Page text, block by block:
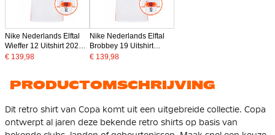
Nike Nederlands Elftal
Wieffer 12 Uitshirt 2026-
2028
€ 139,98
Nike Nederlands Elftal
Brobbey 19 Uitshirt
2026-2028
€ 139,98
PRODUCTOMSCHRIJVING
Dit retro shirt van Copa komt uit een uitgebreide collectie. Copa
ontwerpt al jaren deze bekende retro shirts op basis van